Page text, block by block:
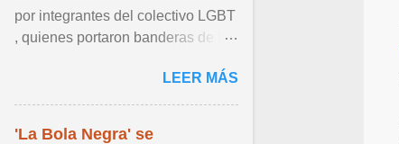
por integrantes del colectivo LGBT
, quienes portaron banderas de la
mensajes en los que ... Ver articulo
...
LEER MÁS
'La Bola Negra' se